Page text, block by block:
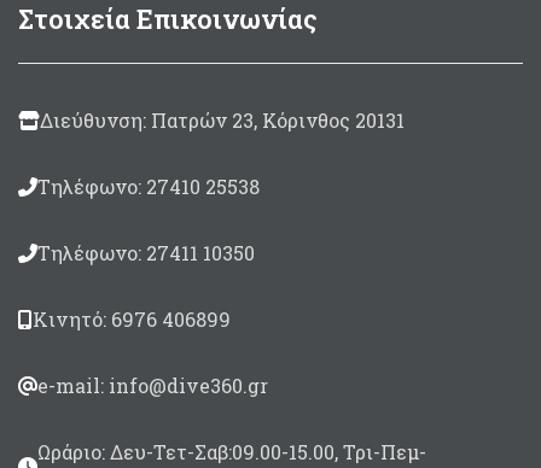
Στοιχεία Επικοινωνίας
Διεύθυνση: Πατρών 23, Κόρινθος 20131
Τηλέφωνο: 27410 25538
Τηλέφωνο: 27411 10350
Κινητό: 6976 406899
e-mail: info@dive360.gr
Ωράριο: Δευ-Τετ-Σαβ:09.00-15.00, Τρι-Πεμ-